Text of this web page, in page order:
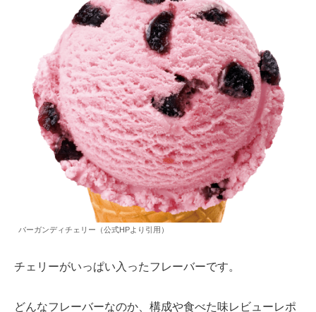
バーガンディチェリー（公式HPより引用）
チェリーがいっぱい入ったフレーバーです。
どんなフレーバーなのか、構成や食べた味レビューレポ